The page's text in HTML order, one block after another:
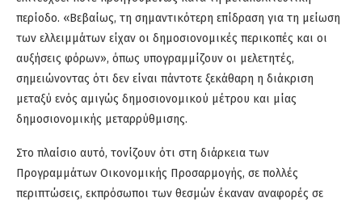
περίοδο. «Βεβαίως, τη σημαντικότερη επίδραση για τη μείωση
των ελλειμμάτων είχαν οι δημοσιονομικές περικοπές και οι
αυξήσεις φόρων», όπως υπογραμμίζουν οι μελετητές,
σημειώνοντας ότι δεν είναι πάντοτε ξεκάθαρη η διάκριση
μεταξύ ενός αμιγώς δημοσιονομικού μέτρου και μίας
δημοσιονομικής μεταρρύθμισης.
Στο πλαίσιο αυτό, τονίζουν ότι στη διάρκεια των
Προγραμμάτων Οικονομικής Προσαρμογής, σε πολλές
περιπτώσεις, εκπρόσωποι των θεσμών έκαναν αναφορές σε